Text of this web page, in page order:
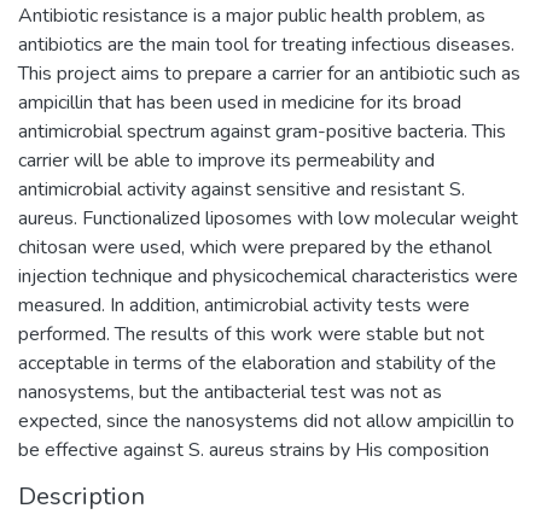
Antibiotic resistance is a major public health problem, as
antibiotics are the main tool for treating infectious diseases.
This project aims to prepare a carrier for an antibiotic such as
ampicillin that has been used in medicine for its broad
antimicrobial spectrum against gram-positive bacteria. This
carrier will be able to improve its permeability and
antimicrobial activity against sensitive and resistant S.
aureus. Functionalized liposomes with low molecular weight
chitosan were used, which were prepared by the ethanol
injection technique and physicochemical characteristics were
measured. In addition, antimicrobial activity tests were
performed. The results of this work were stable but not
acceptable in terms of the elaboration and stability of the
nanosystems, but the antibacterial test was not as
expected, since the nanosystems did not allow ampicillin to
be effective against S. aureus strains by His composition
Description